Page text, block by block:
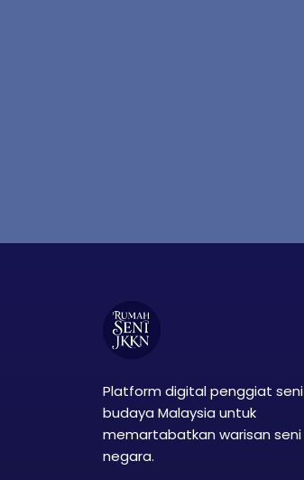
Platform digital penggiat seni
budaya Malaysia untuk
memartabatkan warisan seni
negara.